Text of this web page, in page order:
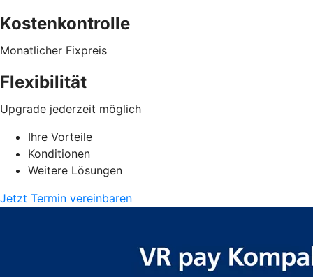
Kostenkontrolle
Monatlicher Fixpreis
Flexibilität
Upgrade jederzeit möglich
Ihre Vorteile
Konditionen
Weitere Lösungen
Jetzt Termin vereinbaren